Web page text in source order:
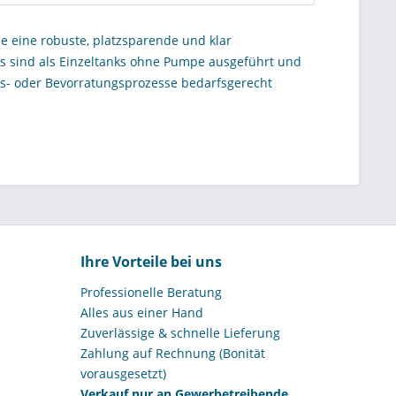
eine robuste, platzsparende und klar
sind als Einzeltanks ohne Pumpe ausgeführt und
oder Bevorratungsprozesse bedarfsgerecht
geplant werden sollen.
Pumpentechnik weiter nutzen oder
und Zubehör gezielt nach Einsatzprofil
Ihre Vorteile bei uns
Professionelle Beratung
Alles aus einer Hand
Zuverlässige & schnelle Lieferung
Zahlung auf Rechnung (Bonität
vorausgesetzt)